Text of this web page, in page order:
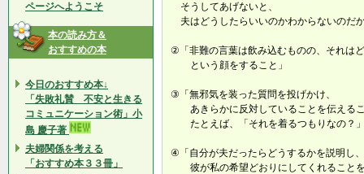
ページへようこそ
本の読み方＆
おすすめの本
今日のおすすめ本↓
「失敗礼賛 不安と生きる
コミュニケーション術」小
島 慶子著
夫婦関係を考える
「おすすめ本３３冊」
そうしてあげないと、
夫はどうしたらいいのかわからないのだ
②「非難の言葉は飲み込むものの、それは
という顔をすること」
③「無邪気を装った質問を投げかけ、
あきらかに反対していることを伝える
たとえば、「それを着るつもりなの？
④「自分が夫だったらどうするかを説明し、
彼が私の希望どおりにしてくれること